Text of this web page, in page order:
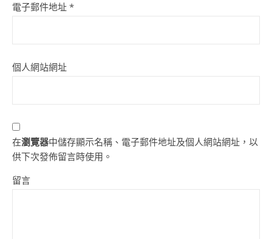
電子郵件地址 *
個人網站網址
在瀏覽器中儲存顯示名稱、電子郵件地址及個人網站網址，以
供下次發佈留言時使用。
留言